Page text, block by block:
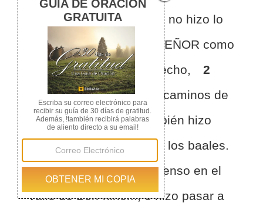
años en Jerusalén; pero no hizo lo
recto ante los ojos del SEÑOR como
su padre David había hecho,
2
sino que anduvo en los caminos de
los reyes de Israel; también hizo
imágenes fundidas para los baales.
3 Quemó además incienso en el
valle de Ben-hinom, e hizo pasar a